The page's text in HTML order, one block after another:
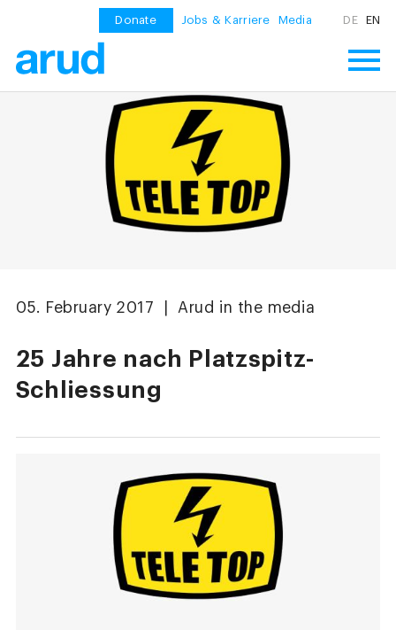
Donate Jobs & Karriere Media DE EN
05. February 2017 | Arud in the media
25 Jahre nach Platzspitz-
Schliessung